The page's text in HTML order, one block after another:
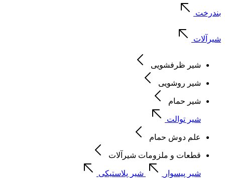
بندرخت
شیرآلات
شیر ظرفشویی
شیر روشویی
شیر حمام
شیر توالت
علم دوش حمام
قطعات و ملزومات شیرآلات
شیر پیسوار شیر پلاستیکی